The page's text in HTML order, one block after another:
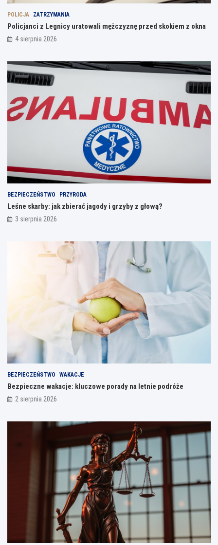
POLICJA ZATRZYMANIA
Policjanci z Legnicy uratowali mężczyznę przed skokiem z okna
4 sierpnia 2026
BEZPIECZEŃSTWO PRZYRODA
Leśne skarby: jak zbierać jagody i grzyby z głową?
3 sierpnia 2026
BEZPIECZEŃSTWO WAKACJE
Bezpieczne wakacje: kluczowe porady na letnie podróże
2 sierpnia 2026